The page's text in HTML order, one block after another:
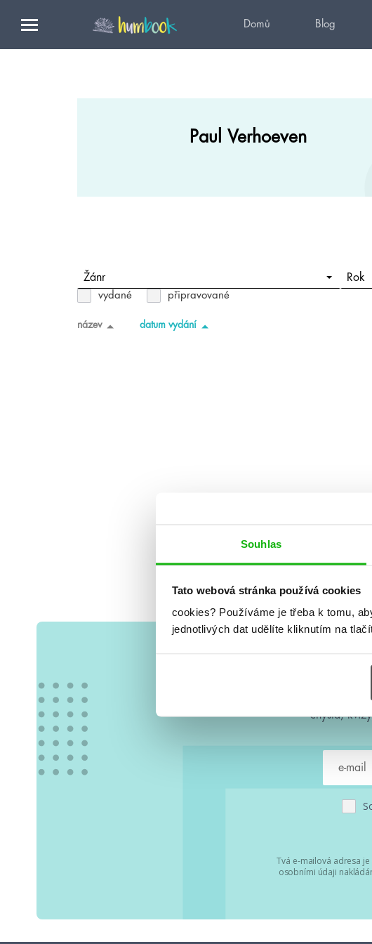
Souhlas
Tato webová stránka používá cookies
cookies? Používáme je třeba k tomu,
jednotlivých dat udělíte kliknutím na
Domů Blog
Paul Verhoeven
Žánr Rok
vydané připravované
název datum vydání
Vše kolem
chystá,
Tvá e-mailová adresa
osobními údaji